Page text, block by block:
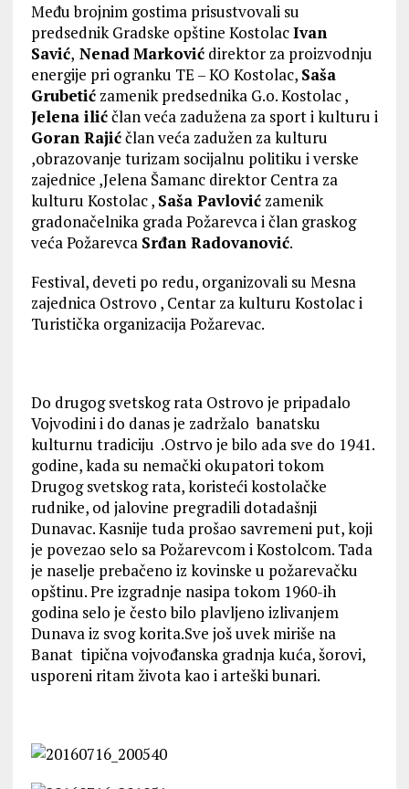
Među brojnim gostima prisustvovali su
predsednik Gradske opštine KostolacIvan
Savić, NenadMarkovićdirektor za proizvodnju
energije pri ogranku TE – KO Kostolac, Saša
Grubetićzamenik predsednika G.o. Kostolac ,
Jelena ilićčlan veća zadužena za sport i kulturu i
Goran Rajićčlan veća zadužen za kulturu
,obrazovanje turizam socijalnu politiku i verske
zajednice ,Jelena Šamanc direktor Centra za
kulturu Kostolac , Saša Pavlovićzamenik
gradonačelnika grada Požarevca i član graskog
veća Požarevca Srđan Radovanović.
Festival, deveti po redu, organizovali su Mesna
zajednica Ostrovo , Centar za kulturu Kostolac i
Turistička organizacija Požarevac.
Do drugog svetskog rata Ostrovo je pripadalo
Vojvodini i do danas je zadržalo banatsku
kulturnu tradiciju .Ostrvo je bilo ada sve do 1941.
godine, kada su nemački okupatori tokom
Drugog svetskog rata, koristeći kostolačke
rudnike, od jalovine pregradili dotadašnji
Dunavac. Kasnije tuda prošao savremeni put, koji
je povezao selo sa Požarevcom i Kostolcom. Tada
je naselje prebačeno iz kovinske u požarevačku
opštinu. Pre izgradnje nasipa tokom 1960-ih
godina selo je često bilo plavljeno izlivanjem
Dunava iz svog korita.Sve još uvek miriše na
Banat tipična vojvođanska gradnja kuća, šorovi,
usporeni ritam života kao i arteški bunari.